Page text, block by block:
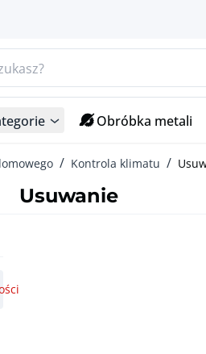
Obróbka metali
Kontrola klimatu
Usuwanie